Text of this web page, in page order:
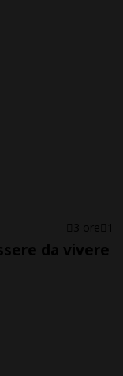
3 ore 1
da vivere